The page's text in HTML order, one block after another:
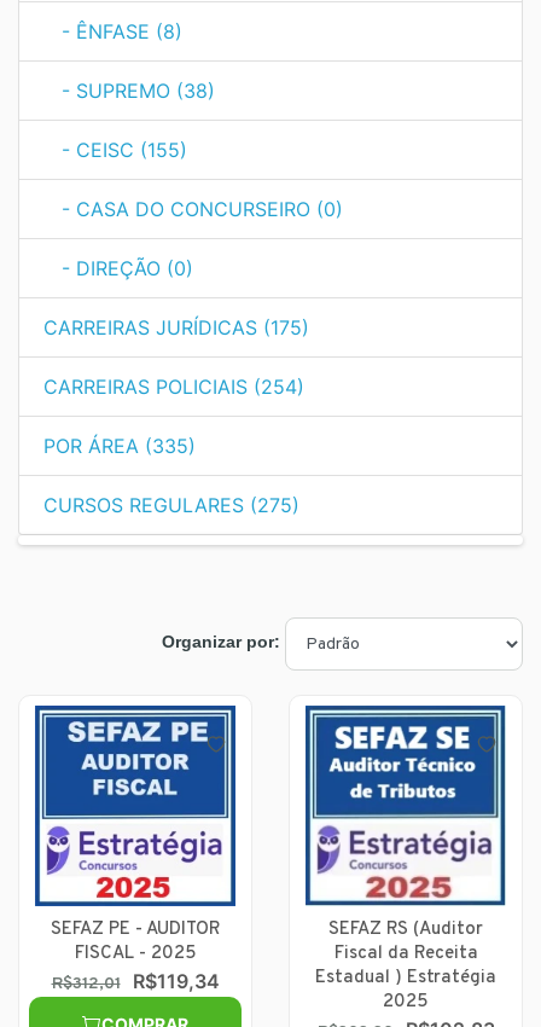
- ÊNFASE (8)
- SUPREMO (38)
- CEISC (155)
- CASA DO CONCURSEIRO (0)
- DIREÇÃO (0)
CARREIRAS JURÍDICAS (175)
CARREIRAS POLICIAIS (254)
POR ÁREA (335)
CURSOS REGULARES (275)
Organizar por:
SEFAZ PE - AUDITOR
FISCAL - 2025
R$312,01 R$119,34
SEFAZ RS (Auditor
Fiscal da Receita
Estadual ) Estratégia
2025